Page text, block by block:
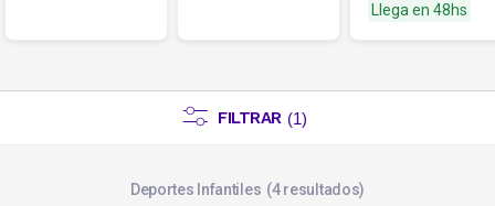
Llega en 48hs
FILTRAR (1)
Deportes Infantiles 4resultados